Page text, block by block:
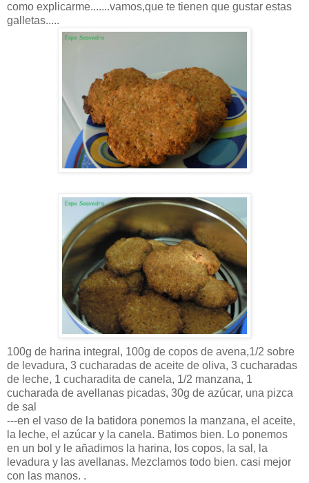
como explicarme.......vamos,que te tienen que gustar estas
galletas.....
100g de harina integral, 100g de copos de avena,1/2 sobre
de levadura, 3 cucharadas de aceite de oliva, 3 cucharadas
de leche, 1 cucharadita de canela, 1/2 manzana, 1
cucharada de avellanas picadas, 30g de azúcar, una pizca
de sal
---en el vaso de la batidora ponemos la manzana, el aceite,
la leche, el azúcar y la canela. Batimos bien. Lo ponemos
en un bol y le añadimos la harina, los copos, la sal, la
levadura y las avellanas. Mezclamos todo bien. casi mejor
con las manos. .